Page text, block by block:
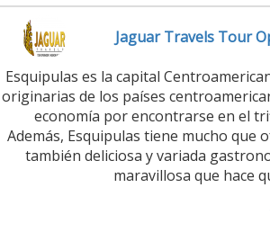
Jaguar Travels Tour
Esquipulas es la capital
originarias de los países
economía por encontrarse en el
Además, Esquipulas tiene mucho
también deliciosa y variada
maravillosa que hace